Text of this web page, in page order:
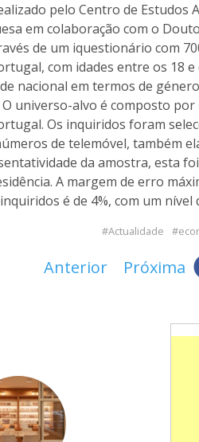
pelo Centro de Estudos
em colaboração com o
de um iquestionário com
com idades entre os 18
nacional em termos de
universo-alvo é composto
Os inquiridos foram
de telemóvel, também
da amostra, esta
A margem de erro
é de 4%, com um nível
Actualidade
Anterior Próxima